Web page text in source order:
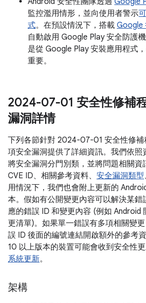
監控濫用情形，並向使用者警示
式。在預設情況下，搭載 Google
自動啟用 Google Play 安全防護
是從 Google Play 安裝應用程式
重要。
2024-07-01 安全性修補
漏洞詳情
下列各節針對 2024-07-01 安全性修補
項安全漏洞提供了詳細資訊。我們依照
將安全漏洞分門別類，並將問題相關資
CVE ID、相關參考資料、 安全漏洞類型
用情況下，我們也會附上更新的
本。假如有公開變更內容可以解決某錯
應的錯誤 ID 和變更內容 (例如 Android
更清單)。如果單一錯誤有多項相關變
誤 ID 後面的編號連結開啟額外的參考
10 以上版本的裝置可能會收到安全性
系統更新。
架構